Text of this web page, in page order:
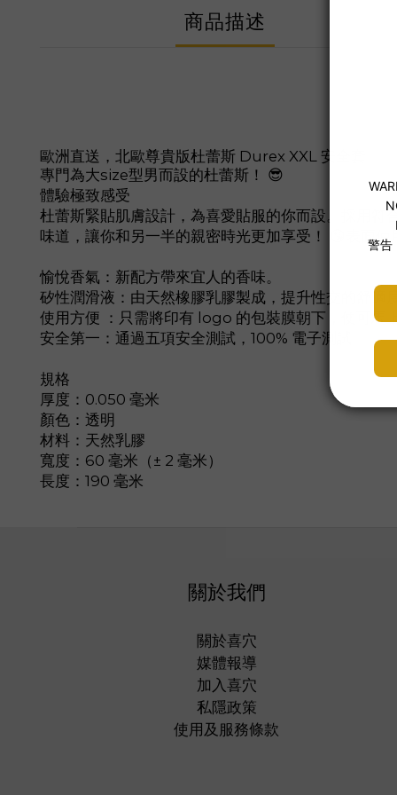
商品描述
歐洲直送，北歐尊貴版杜蕾斯 Durex XXL 安全套
專門為大size型男而設的杜蕾斯！ 😎
體驗極致感受
杜蕾斯緊貼肌膚設計，為喜愛貼服的你而設。採用
味道，讓你和另一半的親密時光更加享受！ 😘表面
愉悅香氣：新配方帶來宜人的香味。
矽性潤滑液：由天然橡膠乳膠製成，提升性交的舒適
使用方便 ：只需將印有 logo 的包裝膜朝下，便可馬
安全第一：通過五項安全測試，100% 電子測試
規格
厚度：0.050 毫米
顏色：透明
材料：天然乳膠
寬度：60 毫米（± 2 毫米）
長度：190 毫米
關於我們
關於喜穴
媒體報導
加入喜穴
私隱政策
使用及服務條款